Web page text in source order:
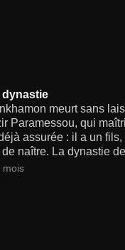
dynastie
meurt sans
Paramessou, qui
assurée : il a un
naître. La dynastie
mois